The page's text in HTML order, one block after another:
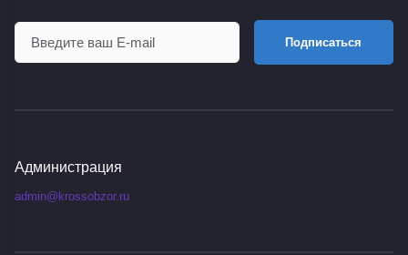
Подписаться
Администрация
admin@krossobzor.ru